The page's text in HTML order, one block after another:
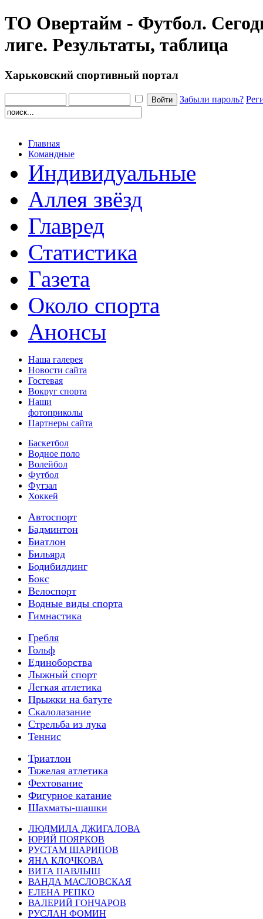
ТО Овертайм - Футбол.
лиге. Результаты, таблица
Харьковский спортивный портал
Забыли пароль?
Главная
Командные
Индивидуальные
Аллея звёзд
Главред
Статистика
Газета
Около спорта
Анонсы
Наша галерея
Новости сайта
Гостевая
Вокруг спорта
Наши
фотоприколы
Партнеры сайта
Баскетбол
Водное поло
Волейбол
Футбол
Футзал
Хоккей
Автоспорт
Бадминтон
Биатлон
Бильярд
Бодибилдинг
Бокс
Велоспорт
Водные виды спорта
Гимнастика
Гребля
Гольф
Единоборства
Лыжный спорт
Легкая атлетика
Прыжки на батуте
Скалолазание
Стрельба из лука
Теннис
Триатлон
Тяжелая атлетика
Фехтование
Фигурное катание
Шахматы-шашки
ЛЮДМИЛА ДЖИГАЛОВА
ЮРИЙ ПОЯРКОВ
РУСТАМ ШАРИПОВ
ЯНА КЛОЧКОВА
ВИТА ПАВЛЫШ
ВАНДА МАСЛОВСКАЯ
ЕЛЕНА РЕПКО
ВАЛЕРИЙ ГОНЧАРОВ
РУСЛАН ФОМИН